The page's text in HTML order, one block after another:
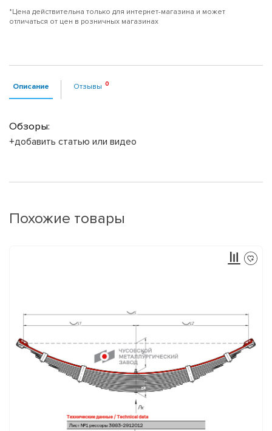
*Цена действительна только для интернет-магазина и может
отличаться от цен в розничных магазинах
Описание Отзывы
Обзоры:
+добавить статью или видео
Похожие товары